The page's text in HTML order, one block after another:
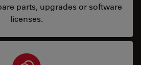
parts, upgrades or software
licenses.